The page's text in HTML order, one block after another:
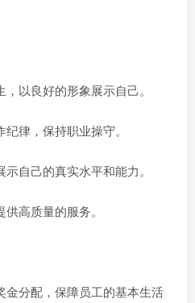
以良好的形象展示自己。
律，保持职业操守。
自己的真实水平和能力。
高质量的服务。
金分配，保障员工的基本生活